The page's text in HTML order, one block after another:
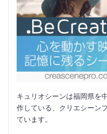
キュリオシーンは福岡県を
作している、クリエシーン
ています。